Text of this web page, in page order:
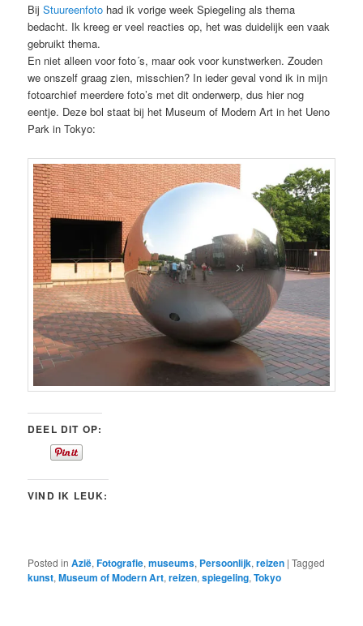
BijStuureenfoto had ik vorige week Spiegeling als thema
bedacht. Ik kreeg er veel reacties op, het was duidelijk een vaak
gebruikt thema.
En niet alleen voor foto´s, maar ook voor kunstwerken. Zouden
we onszelf graag zien, misschien? In ieder geval vond ik in mijn
fotoarchief meerdere foto’s met dit onderwerp, dus hier nog
eentje. Deze bol staat bij het Museum of Modern Art in het Ueno
Park in Tokyo:
DEEL DIT OP:
VIND IK LEUK:
Posted in Azië,Fotografie,museums, Persoonlijk,reizen |Tagged
kunst,Museum of Modern Art,reizen,spiegeling,Tokyo